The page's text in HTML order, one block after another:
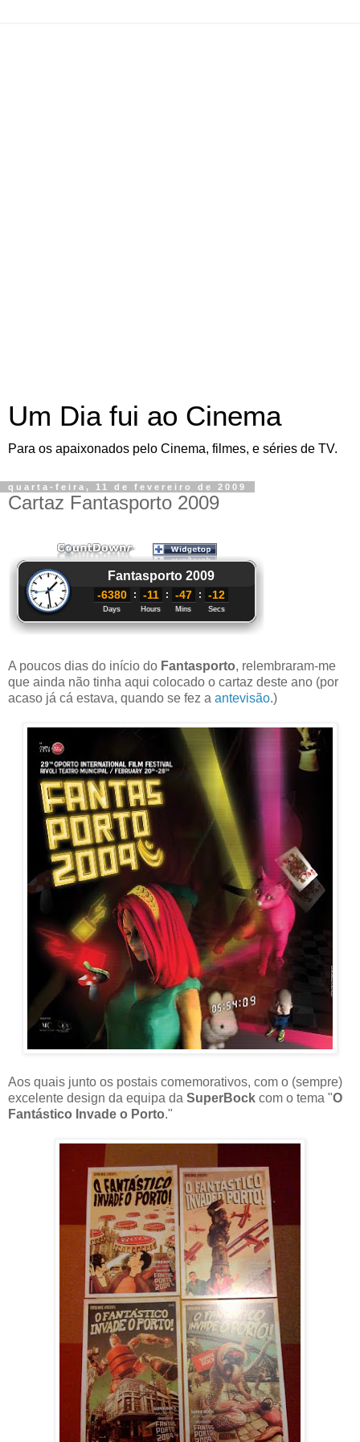
Um Dia fui ao Cinema
Para os apaixonados pelo Cinema, filmes, e séries de TV.
quarta-feira, 11 de fevereiro de 2009
Cartaz Fantasporto 2009
A poucos dias do início do Fantasporto, relembraram-me
que ainda não tinha aqui colocado o cartaz deste ano (por
acaso já cá estava, quando se fez a antevisão.)
Aos quais junto os postais comemorativos, com o (sempre)
excelente design da equipa da SuperBock com o tema "O
Fantástico Invade o Porto."